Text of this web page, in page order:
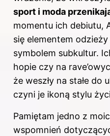
sport i moda
momentu ich debiutu,
się elementem
symbolem subkultur.
hopie czy na
że weszły na stałe do
czyni je ikoną stylu
Pamiętam jedno z
wspomnień